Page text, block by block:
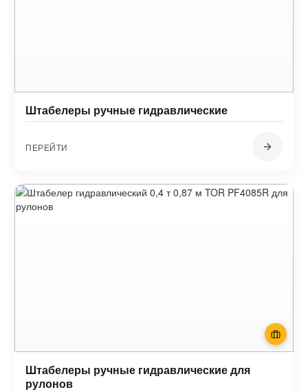
Штабелеры ручные гидравлические
ПЕРЕЙТИ
Штабелеры ручные гидравлические для
рулонов